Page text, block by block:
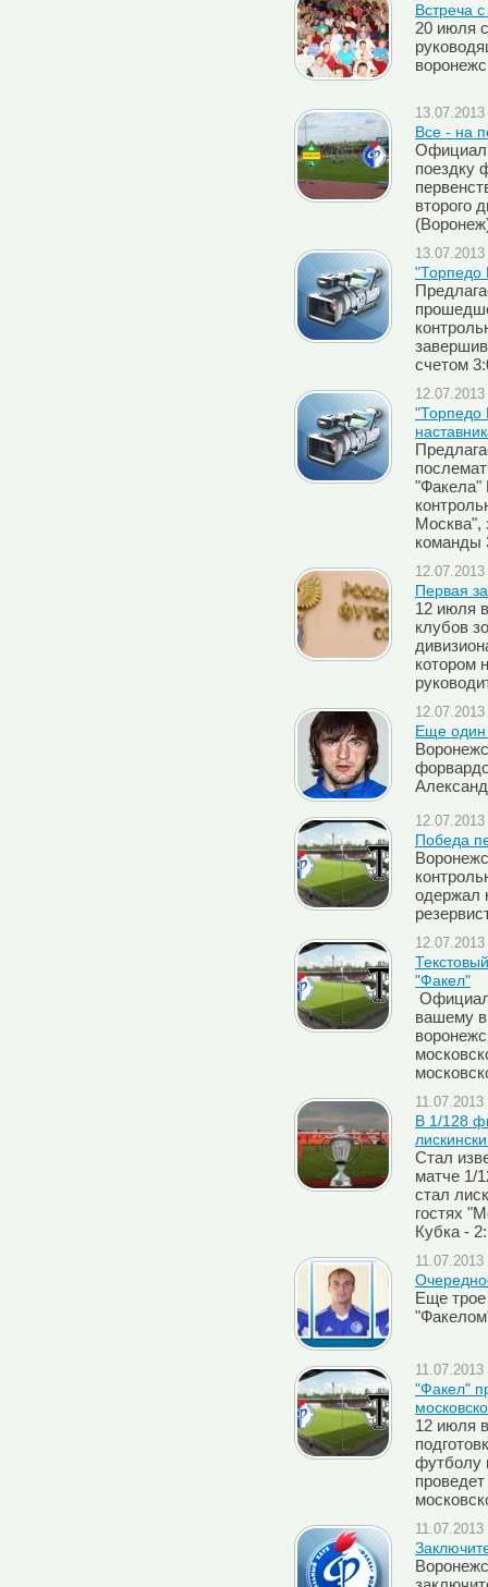
Встреча
20 июля
Все - на
поездку
второго
"Торпедо
счетом
"Торпедо
"Факела"
Москва",
команды
Первая
12 июля
клубов
котором
Еще
Победа
одержал
"Факел"
вашему
В 1/128
Стал
матче 1/
стал
гостях
Кубка -
Еще
"Факел"
12 июля
футболу